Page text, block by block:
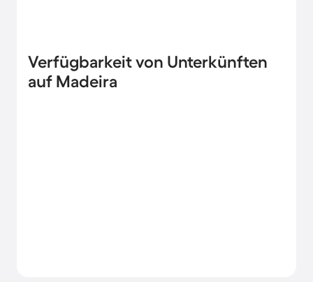
Verfügbarkeit von Unterkünften
auf Madeira